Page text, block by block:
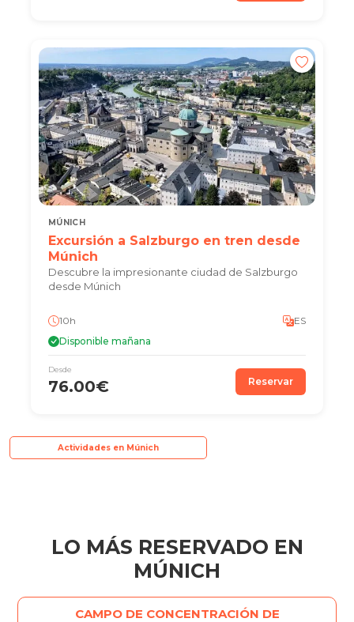
MÚNICH
Excursión a Salzburgo en tren desde
Múnich
Descubre la impresionante ciudad de Salzburgo
desde Múnich
10h
ES
Disponible mañana
Desde
76.00€ Reservar
Actividades en Múnich
LO MÁS RESERVADO EN
MÚNICH
CAMPO DE CONCENTRACIÓN DE